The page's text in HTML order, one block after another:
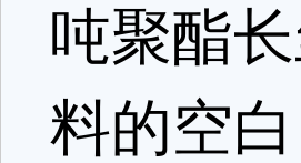
吨聚酯
料的空